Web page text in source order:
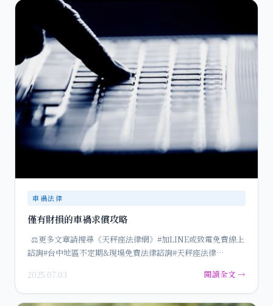
車禍法律
僅有財損的車禍求償攻略
⚖️更多文章請搜尋《天秤座法律網》#加LINE或致電免費線上
諮詢#台中地區不定期&現場免費法律諮詢#天秤座法律…
2025.07.03 閱讀全文 →